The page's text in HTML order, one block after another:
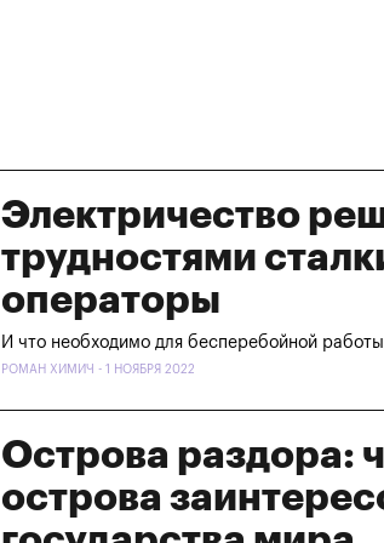
Электричество
трудностями
операторы
И что необходимо для бесперебойной работы
РОМАН ХИМИЧ - 1 НОЯБРЯ 2022
Острова раздора:
острова